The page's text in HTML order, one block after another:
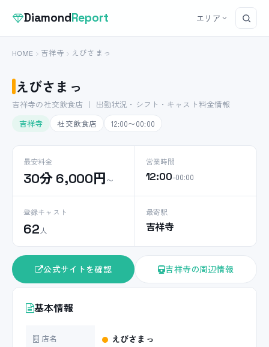
DiamondReport エリア
HOME 吉祥寺 えびさまっ
えびさまっ
吉祥寺の社交飲食店 ｜ 出勤状況・シフト・キャスト料金情報
吉祥寺
社交飲食店 12:00〜00:00
最安料金
30分 6,000円〜
営業時間
12:00–00:00
登録キャスト
62 人
最寄駅
吉祥寺
公式サイトを確認 吉祥寺の周辺情報
基本情報
店名 えびさまっ